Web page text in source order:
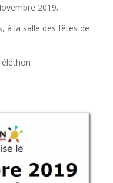
2019.
à la salle des fêtes de